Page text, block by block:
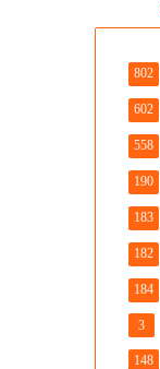
802
602
558
190
183
182
184
3
148